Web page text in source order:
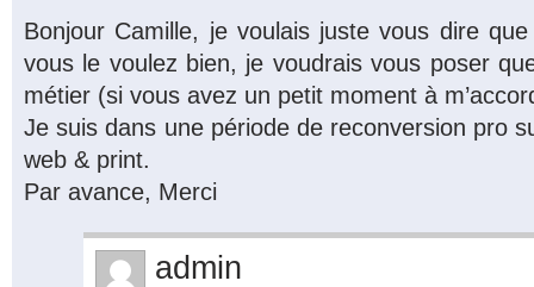
Bonjour Camille, je voulais juste vous dire
vous le voulez bien, je voudrais vous poser
métier (si vous avez un petit moment à
Je suis dans une période de reconversion pro
web & print.
Par avance, Merci
admin